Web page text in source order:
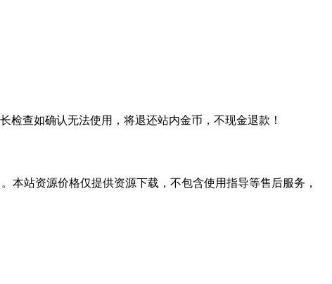
查如确认无法使用，将退还站内金币，不现金退款！
本站资源价格仅提供资源下载，不包含使用指导等售后服务，